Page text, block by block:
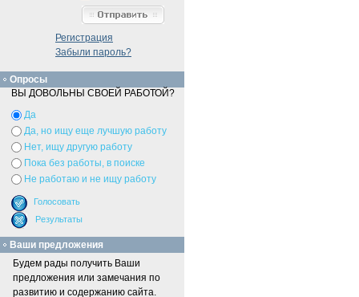
Регистрация
Забыли пароль?
Опросы
ВЫ ДОВОЛЬНЫ СВОЕЙ РАБОТОЙ?
Да
Да, но ищу еще лучшую работу
Нет, ищу другую работу
Пока без работы, в поиске
Не работаю и не ищу работу
Ваши предложения
Будем рады получить Ваши
предложения или замечания по
развитию и содержанию сайта.